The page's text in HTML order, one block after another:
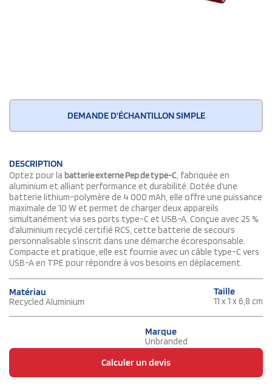
DEMANDE D'ÉCHANTILLON SIMPLE
DESCRIPTION
Optez pour la batterie externe Pep de type-C, fabriquée en
aluminium et alliant performance et durabilité. Dotée d’une
batterie lithium-polymère de 4 000 mAh, elle offre une puissance
maximale de 10 W et permet de charger deux appareils
simultanément via ses ports type-C et USB-A. Conçue avec 25 %
d’aluminium recyclé certifié RCS, cette batterie de secours
personnalisable s’inscrit dans une démarche écoresponsable.
Compacte et pratique, elle est fournie avec un câble type-C vers
USB-A en TPE pour répondre à vos besoins en déplacement.
Matériau
Recycled Aluminium
Taille
11 x 1 x 6,8 cm
Marque
Unbranded
Calculer un devis